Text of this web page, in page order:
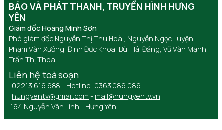
BÁO VÀ PHÁT THANH, TRUYỀN HÌNH HƯNG
YÊN
Giám đốc Hoàng Minh Sơn
Phó giám đốc Nguyễn Thị Thu Hoài, Nguyễn Ngọc Luyện,
Phạm Văn Xướng, Đinh Đức Khoa, Bùi Hải Đăng, Vũ Văn Mạnh,
Trần Thị Thoa
Liên hệ toà soạn
02213 616 988 - Hotline: 0363 089 089
hungyentv@gmail.com - mail@hungyentv.vn
164 Nguyễn Văn Linh - Hưng Yên